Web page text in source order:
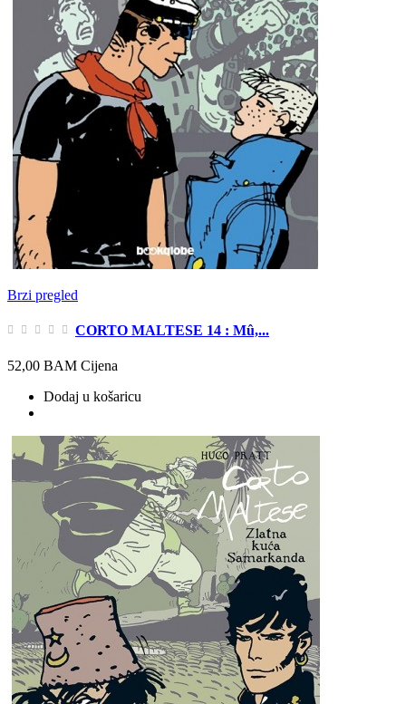
Brzi pregled
CORTO MALTESE 14 : Mû,...
52,00 BAM Cijena
Dodaj u košaricu